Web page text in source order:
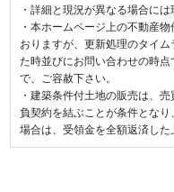
・詳細と現況が異なる場合には
・本ホームページ上の不動産
おりますが、更新処理のタイ
た時並びにお問い合わせの時
で、ご容赦下さい。
・建築条件付土地の販売は、
負契約を結ぶことが条件とな
場合は、受領金を全額返済した